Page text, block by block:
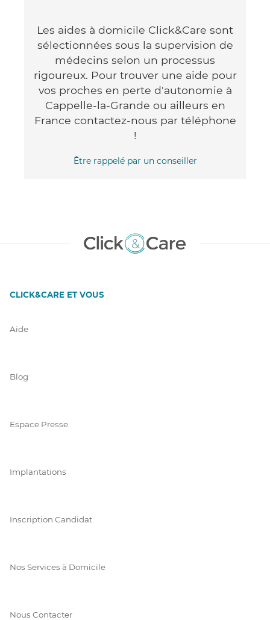
Les aides à domicile Click&Care sont
sélectionnées sous la supervision de
médecins selon un processus
rigoureux. Pour trouver une aide pour
vos proches en perte d'autonomie à
Cappelle-la-Grande ou ailleurs en
France contactez-nous par téléphone
!
Être rappelé par un conseiller
CLICK&CARE ET VOUS
Aide
Blog
Espace Presse
Implantations
Inscription Candidat
Nos Services à Domicile
Nous Contacter